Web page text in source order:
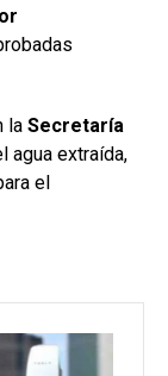
la Secretaría
agua extraída,
el